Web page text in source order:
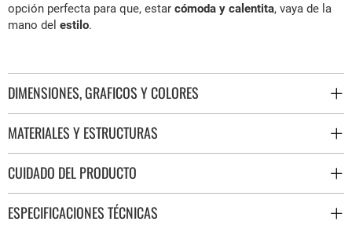
opción perfecta para que, estar cómoda y calentita, vaya de la
mano del estilo.
DIMENSIONES, GRAFICOS Y COLORES
MATERIALES Y ESTRUCTURAS
CUIDADO DEL PRODUCTO
ESPECIFICACIONES TÉCNICAS